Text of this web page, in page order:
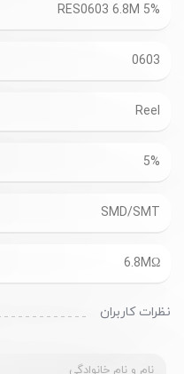
RES0603 6.8M 5%
0603
Reel
5%
SMD/SMT
6.8MΩ
نظرات کاربران